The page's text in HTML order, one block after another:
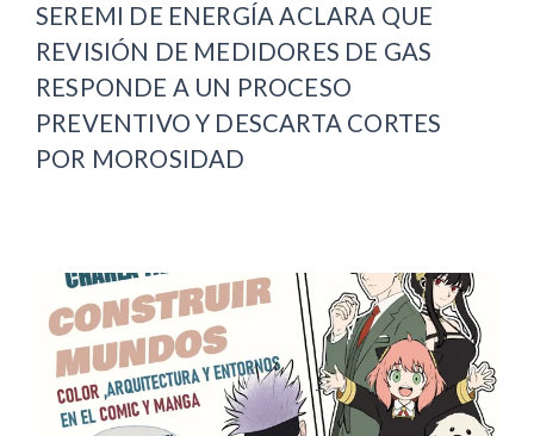
SEREMI DE ENERGÍA ACLARA QUE
REVISIÓN DE MEDIDORES DE GAS
RESPONDE A UN PROCESO
PREVENTIVO Y DESCARTA CORTES
POR MOROSIDAD